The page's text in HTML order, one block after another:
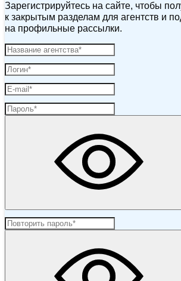
Зарегистрируйтесь на сайте, чтобы
к закрытым разделам для агентств и
на профильные рассылки.